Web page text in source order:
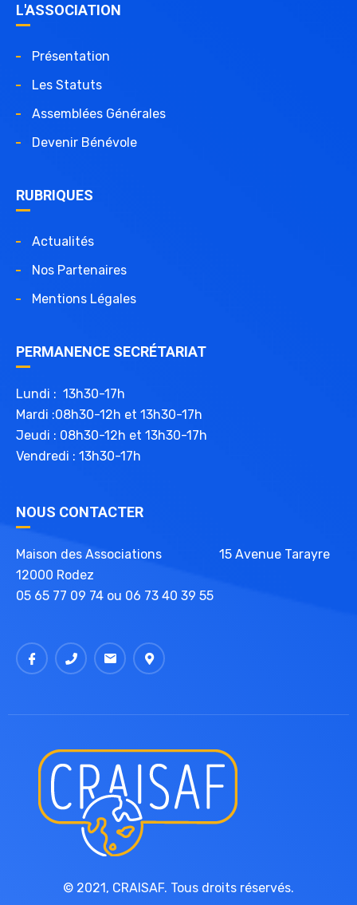
L'ASSOCIATION
Présentation
Les Statuts
Assemblées Générales
Devenir Bénévole
RUBRIQUES
Actualités
Nos Partenaires
Mentions Légales
PERMANENCE SECRÉTARIAT
Lundi : 13h30-17h
Mardi :08h30-12h et 13h30-17h
Jeudi : 08h30-12h et 13h30-17h
Vendredi : 13h30-17h
NOUS CONTACTER
Maison des Associations 15 Avenue Tarayre
12000 Rodez
05 65 77 09 74 ou 06 73 40 39 55
© 2021, CRAISAF. Tous droits réservés.